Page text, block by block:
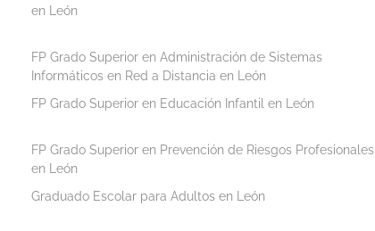
en León
FP Grado Superior en Administración de Sistemas
Informáticos en Red a Distancia en León
FP Grado Superior en Educación Infantil en León
FP Grado Superior en Prevención de Riesgos Profesionales
en León
Graduado Escolar para Adultos en León